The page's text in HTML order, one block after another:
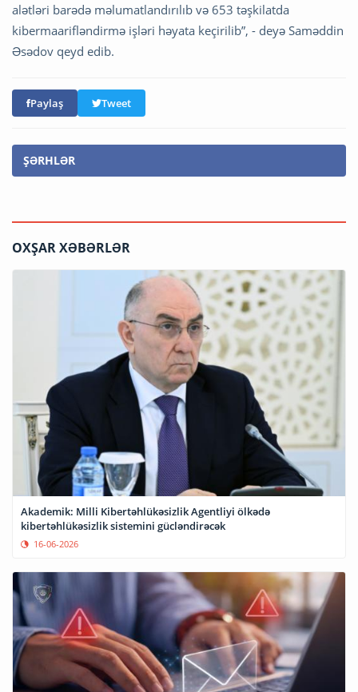
alətləri barədə məlumatlandırılıb və 653 təşkilatda
kibermaarifləndirmə işləri həyata keçirilib”, - deyə Saməddin
Əsədov qeyd edib.
Paylaş Tweet
ŞƏRHLƏR
OXŞAR XƏBƏRLƏR
Akademik: Milli Kibertəhlükəsizlik Agentliyi ölkədə
kibertəhlükəsizlik sistemini gücləndirəcək
16-06-2026